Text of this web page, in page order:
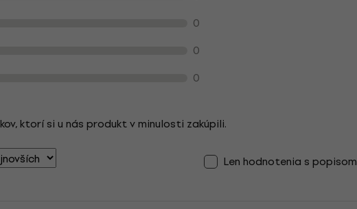
0
0
0
ktorí si u nás produkt v minulosti zakúpili.
Len hodnotenia s popisom